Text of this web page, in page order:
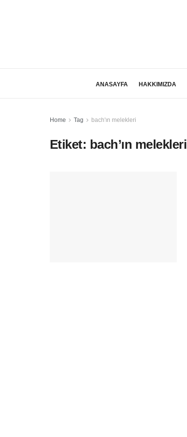
ANASAYFA HAKKIMIZDA
Home Tag bach'ın melekleri
Etiket: bach’ın melekleri